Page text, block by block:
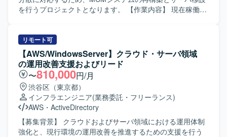
Policyなどのガバナンス設計にも関与することができます。
いただけます。 【開発環境】 Microsoft Azure をベースと
したクラウド基盤環境で作業していただきます。 IaCには
Bicep、ARM Template、Terraformなどを用い、Azure
PolicyやRBACなどを活用したガバナンス・権限管理を行い
ます。 必要に応じてAzure DevOpsなどのサービスを利用し
ながら、設計書・パラメータシートなど各種技術ドキュメ
ントを整備していただきます。
としたインフラ環境上で運用設計業務を行っていただきま
を行うプロジェクトとなります。 【作業内容】 現在稼働し
更新同期、管理配布、配布サイトサーバ等のインフラ再構
築およびバージョンアップを行います。 また、現行のCAS
配下構成を撤去し、国内や海外拠点を含む各サイトをスタ
ンドアロン構成へ移行・最適化するための手順検証および
実施を行います。各種スクリプト、タスクシーケンス、ド
ライバー、キッティングメディア等のコンテンツ移行と、
検証機を用いた動作確認も担当いただきます。 さらに、基
本設計、詳細設計、移行計画、構築・運用手順書、各サイ
トのプライマリサーバ破損時を想定したリストア手順書な
ど、インフラ移行に関する各種ドキュメントの作成を行い
リモート可
【AWS/WindowsServer】クラウド・サーバ領域
の運用改善支援およびリード
〜810,000円/月
渋谷区（東京都）
インフラエンジニア(業務委託・フリーランス)
AWS ・ ActiveDirectory
【募集背景】 クラウドおよびサーバ領域における運用体制
強化と、現行環境の運用改善を推進するための支援を行う